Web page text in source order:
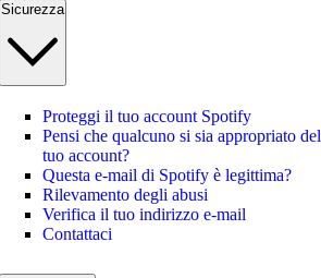
Sicurezza
Proteggi il tuo account Spotify
Pensi che qualcuno si sia appropriato del
tuo account?
Questa e-mail di Spotify è legittima?
Rilevamento degli abusi
Verifica il tuo indirizzo e-mail
Contattaci